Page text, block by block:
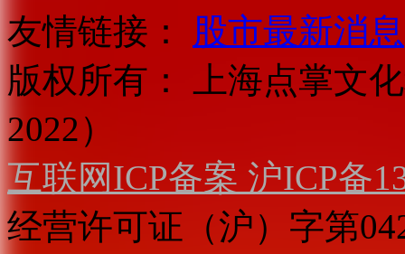
友情链接：
股市最新消息
版权所有：
上海点掌文
2022）
互联网ICP备案 沪ICP备
经营许可证（沪）字第